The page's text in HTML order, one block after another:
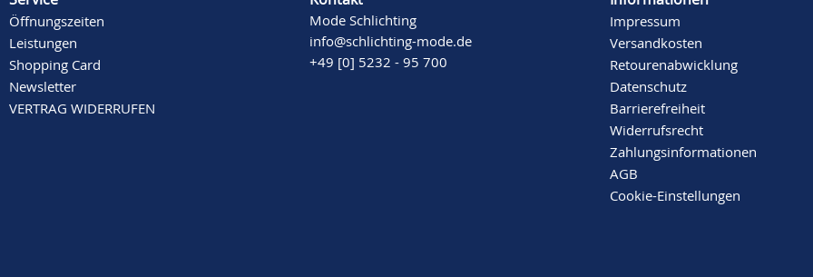
Öffnungszeiten
Leistungen
Shopping Card
Newsletter
VERTRAG WIDERRUFEN
Mode Schlichting
info@schlichting-mode.de
+49 [0] 5232 - 95 700
Impressum
Versandkosten
Retourenabwicklung
Datenschutz
Barrierefreiheit
Widerrufsrecht
Zahlungsinformationen
AGB
Cookie-Einstellungen